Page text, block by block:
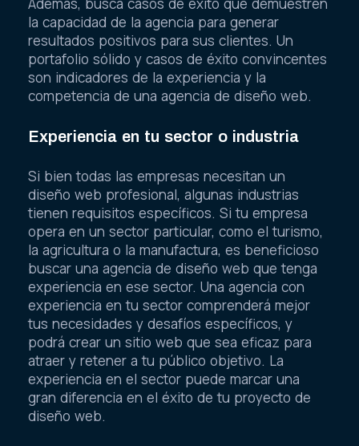
la capacidad de la agencia para generar
resultados positivos para sus clientes. Un
portafolio sólido y casos de éxito convincentes
son indicadores de la experiencia y la
competencia de una agencia de diseño web.
Experiencia en tu sector o industria
Si bien todas las empresas necesitan un
diseño web profesional, algunas industrias
tienen requisitos específicos. Si tu empresa
opera en un sector particular, como el turismo,
la agricultura o la manufactura, es beneficioso
buscar una agencia de diseño web que tenga
experiencia en ese sector. Una agencia con
experiencia en tu sector comprenderá mejor
tus necesidades y desafíos específicos, y
podrá crear un sitio web que sea eficaz para
atraer y retener a tu público objetivo. La
experiencia en el sector puede marcar una
gran diferencia en el éxito de tu proyecto de
diseño web.